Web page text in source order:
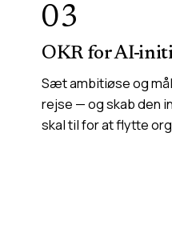
03
OKR for AI-
Sæt ambitiøse og
rejse — og skab den
skal til for at flytte